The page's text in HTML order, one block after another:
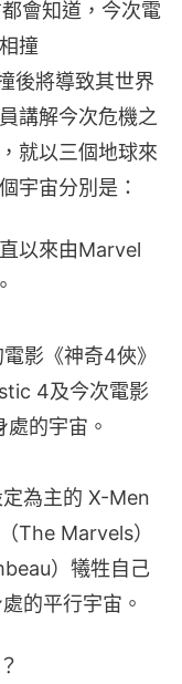
會知道，今次電
撞
後將導致其世界
講解今次危機之
就以三個地球來
宇宙分別是：
以來由Marvel
影《神奇4俠》
4及今次電影
的宇宙。
為主的 X-Men
The Marvels）
）犧牲自己
的平行宇宙。